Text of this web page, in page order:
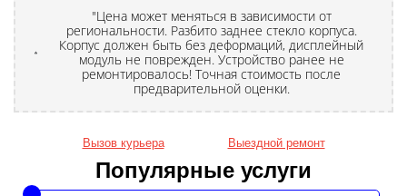
"Цена может меняться в зависимости от
региональности. Разбито заднее стекло корпуса.
Корпус должен быть без деформаций, дисплейный
модуль не поврежден. Устройство ранее не
ремонтировалось! Точная стоимость после
предварительной оценки.
Вызов курьера Выездной ремонт
Популярные услуги